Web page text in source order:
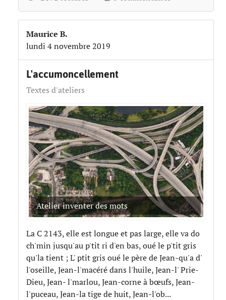
Maurice B.
lundi 4 novembre 2019
L'accumoncellement
Textes d'ateliers
Atelier inventer des mots
La C 2143, elle est longue et pas large, elle va do
ch'min jusqu'au p'tit ri d'en bas, oué le p'tit gris
qu'la tient ; L' ptit gris oué le père de Jean-qu'a d'
l'oseille, Jean-l'macéré dans l'huile, Jean-l' Prie-
Dieu, Jean- l'marlou, Jean-corne à bœufs, Jean-
l'puceau, Jean-la tige de huit, Jean-l'ob...